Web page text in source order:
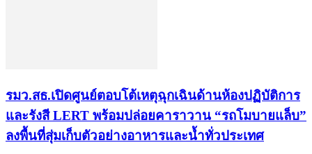
รมว.สธ.เปิดศูนย์ตอบโต้เหตุฉุกเฉินด้านห้องปฏิบัติการ
และรังสี LERT พร้อมปล่อยคาราวาน “รถโมบายแล็บ”
ลงพื้นที่สุ่มเก็บตัวอย่างอาหารและน้ำทั่วประเทศ